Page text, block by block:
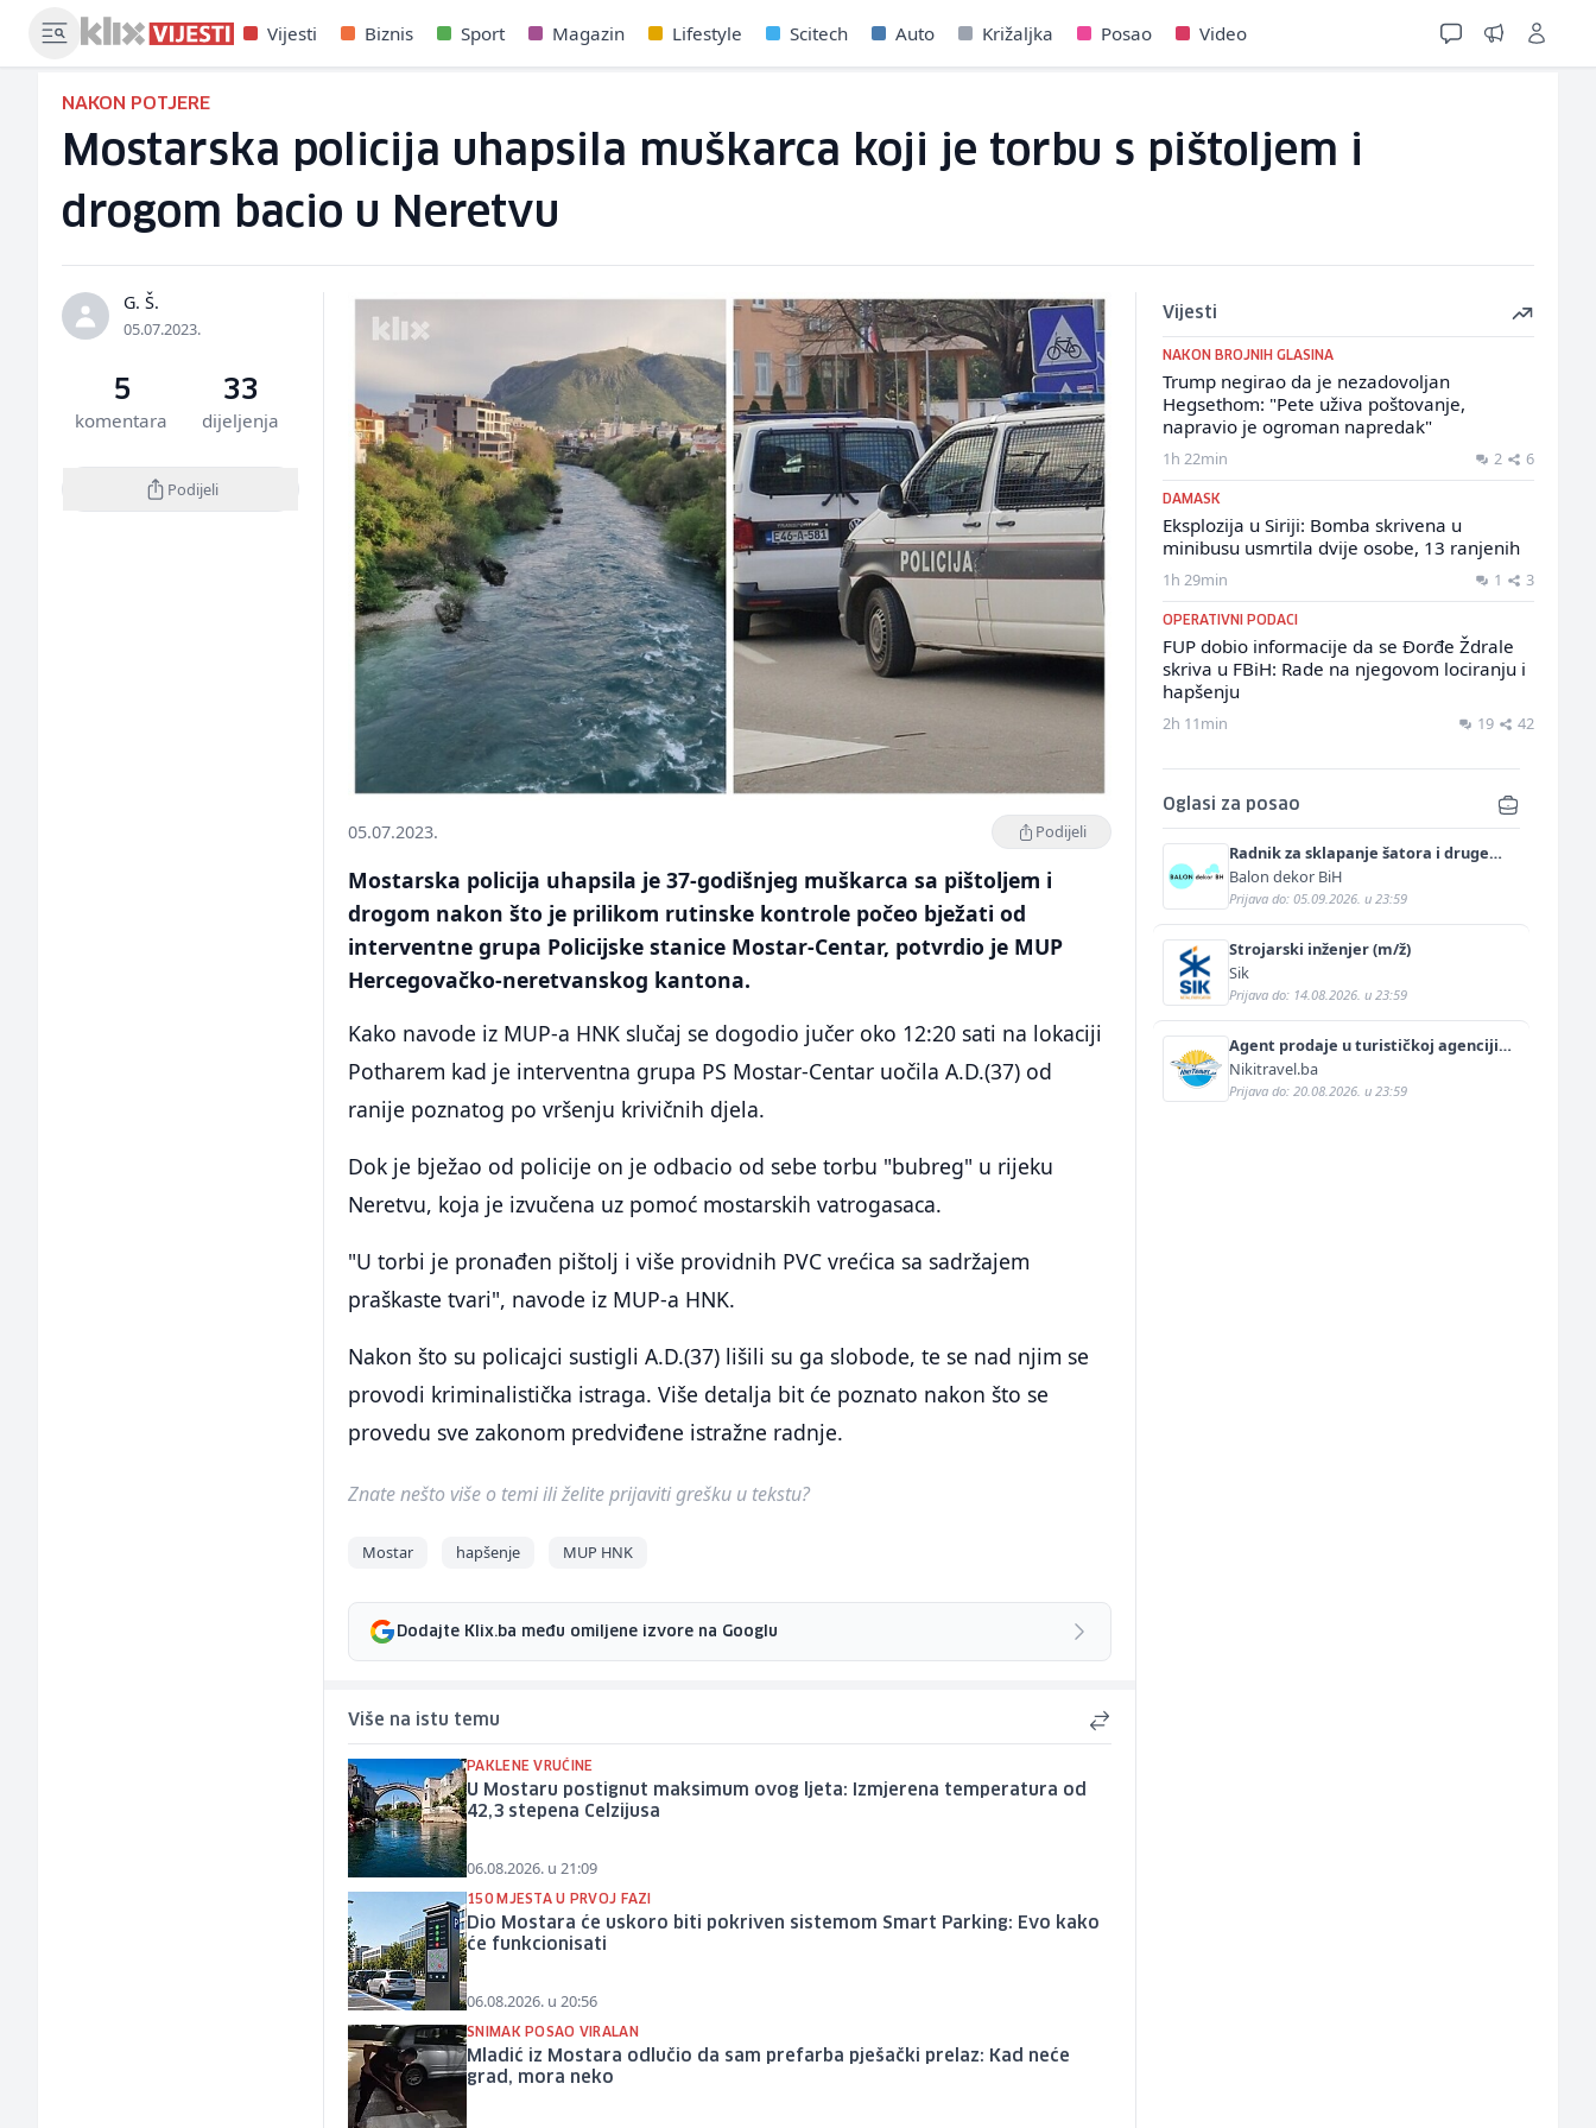
Vijesti Biznis Sport Magazin Lifestyle Scitech Auto Križaljka Posao Video
NAKON POTJERE
Mostarska policija uhapsila muškarca koji je torbu s pištoljem i
drogom bacio u Neretvu
G. Š.
05.07.2023.
5
komentara
33
dijeljenja
Podijeli
05.07.2023. Podijeli
Mostarska policija uhapsila je 37-godišnjeg muškarca sa pištoljem i
drogom nakon što je prilikom rutinske kontrole počeo bježati od
interventne grupa Policijske stanice Mostar-Centar, potvrdio je MUP
Hercegovačko-neretvanskog kantona.
Kako navode iz MUP-a HNK slučaj se dogodio jučer oko 12:20 sati na lokaciji
Potharem kad je interventna grupa PS Mostar-Centar uočila A.D.(37) od
ranije poznatog po vršenju krivičnih djela.
Dok je bježao od policije on je odbacio od sebe torbu "bubreg" u rijeku
Neretvu, koja je izvučena uz pomoć mostarskih vatrogasaca.
"U torbi je pronađen pištolj i više providnih PVC vrećica sa sadržajem
praškaste tvari", navode iz MUP-a HNK.
Nakon što su policajci sustigli A.D.(37) lišili su ga slobode, te se nad njim se
provodi kriminalistička istraga. Više detalja bit će poznato nakon što se
provedu sve zakonom predviđene istražne radnje.
Znate nešto više o temi ili želite prijaviti grešku u tekstu?
Mostar hapšenje MUP HNK
Dodajte Klix.ba među omiljene izvore na Googlu
Više na istu temu
PAKLENE VRUĆINE
U Mostaru postignut maksimum ovog ljeta: Izmjerena temperatura od
42,3 stepena Celzijusa
06.08.2026. u 21:09
150 MJESTA U PRVOJ FAZI
Dio Mostara će uskoro biti pokriven sistemom Smart Parking: Evo kako
će funkcionisati
06.08.2026. u 20:56
SNIMAK POSAO VIRALAN
Mladić iz Mostara odlučio da sam prefarba pješački prelaz: Kad neće
grad, mora neko
Vijesti
NAKON BROJNIH GLASINA
Trump negirao da je nezadovoljan
Hegsethom: "Pete uživa poštovanje,
napravio je ogroman napredak"
1h 22min 2 6
DAMASK
Eksplozija u Siriji: Bomba skrivena u
minibusu usmrtila dvije osobe, 13 ranjenih
1h 29min 1 3
OPERATIVNI PODACI
FUP dobio informacije da se Đorđe Ždrale
skriva u FBiH: Rade na njegovom lociranju i
hapšenju
2h 11min 19 42
Oglasi za posao
Radnik za sklapanje šatora i druge
prateće opreme (m/ž)
Balon dekor BiH
Prijava do: 05.09.2026. u 23:59
Strojarski inženjer (m/ž)
Sik
Prijava do: 14.08.2026. u 23:59
Agent prodaje u turističkoj agenciji
(m/ž)
Nikitravel.ba
Prijava do: 20.08.2026. u 23:59